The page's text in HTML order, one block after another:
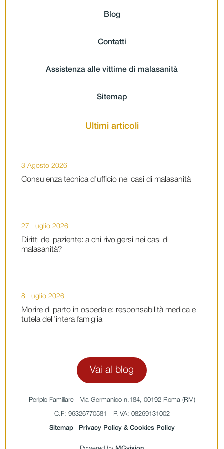
Blog
Contatti
Assistenza alle vittime di malasanità
Sitemap
Ultimi articoli
Consulenza tecnica d’ufficio nei casi di malasanità
3 Agosto 2026
Diritti del paziente: a chi rivolgersi nei casi di
malasanità?
27 Luglio 2026
Morire di parto in ospedale: responsabilità medica e
tutela dell’intera famiglia
8 Luglio 2026
Vai al blog
Periplo Familiare - Via Germanico n.184, 00192 Roma (RM)
C.F: 96326770581 - P.IVA: 08269131002
Sitemap| Privacy Policy & Cookies Policy